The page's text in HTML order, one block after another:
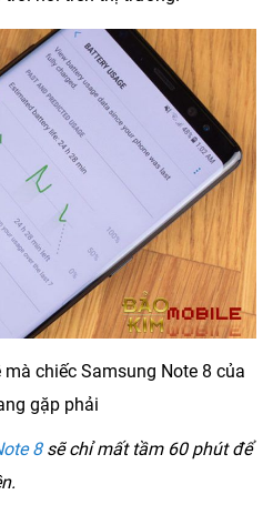
chiếc Samsung Note 8 của
gặp phải
8sẽ chỉ mất tầm 60 phút để